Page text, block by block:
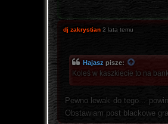
dj zakrystian 2 lata temu
Hajasz pisze:
Koleś w kaszkiecie to na
Pewno lewak do tego...
Obstawiam post blackowe